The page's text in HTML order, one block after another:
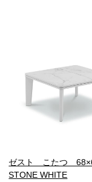
ゼスト こたつ
STONE WHITE